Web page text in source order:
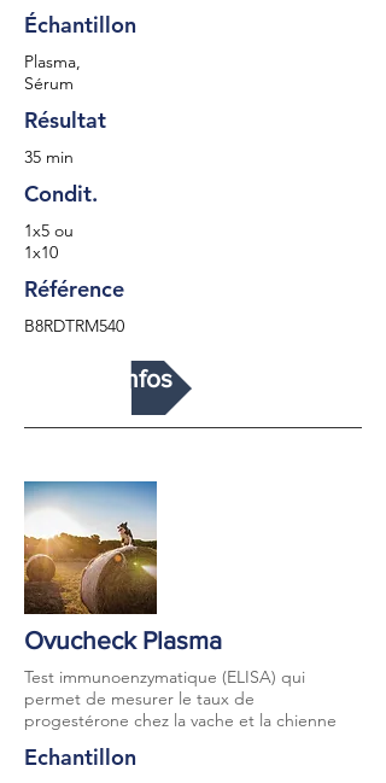
Échantillon
Plasma,
Sérum
Résultat
35 min
Condit.
1x5 ou
1x10
Référence
B8RDTRM540
Plus d'infos
Ovucheck Plasma
Test immunoenzymatique (ELISA) qui
permet de mesurer le taux de
progestérone chez la vache et la chienne
Echantillon